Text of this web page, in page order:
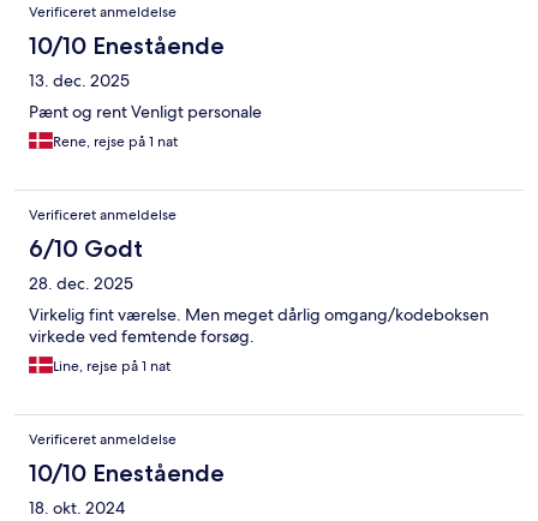
Verificeret anmeldelse
10/10 Enestående
13. dec. 2025
Pænt og rent Venligt personale
Rene, rejse på 1 nat
Verificeret anmeldelse
6/10 Godt
28. dec. 2025
Virkelig fint værelse. Men meget dårlig omgang/kodeboksen
virkede ved femtende forsøg.
Line, rejse på 1 nat
Verificeret anmeldelse
10/10 Enestående
18. okt. 2024